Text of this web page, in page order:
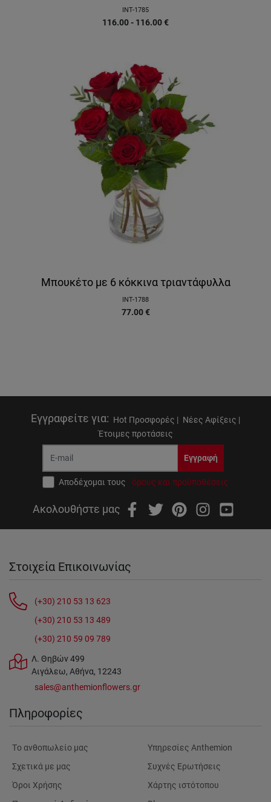
INT-1785
116.00 - 116.00€
Μπουκέτο με 6 κόκκινα τριαντάφυλλα
INT-1788
77.00 €
Εγγραφείτε για: Hot Προσφορές | Νέες Αφίξεις |
Έτοιμες προτάσεις
Εγγραφή
Αποδέχομαι τους όρους και προϋποθέσεις
Ακολουθήστε μας
Στοιχεία Επικοινωνίας
(+30) 210 53 13 623
(+30) 210 53 13 489
(+30) 210 59 09 789
Λ. Θηβών 499
Αιγάλεω, Αθήνα, 12243
sales@anthemionflowers.gr
Πληροφορίες
Tο ανθοπωλείο μας
Σχετικά με μας
Όροι Χρήσης
Υπηρεσίες Anthemion
Συχνές Ερωτήσεις
Χάρτης ιστότοπου